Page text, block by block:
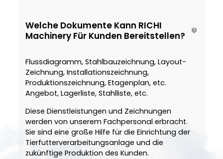
Welche Dokumente Kann RICHI
Machinery Für Kunden Bereitstellen?
Flussdiagramm, Stahlbauzeichnung, Layout-
Zeichnung, Installationszeichnung,
Produktionszeichnung, Etagenplan, etc.
Angebot, Lagerliste, Stahlliste, etc.
Diese Dienstleistungen und Zeichnungen
werden von unserem Fachpersonal erbracht.
Sie sind eine große Hilfe für die Einrichtung der
Tierfutterverarbeitungsanlage und die
zukünftige Produktion des Kunden.